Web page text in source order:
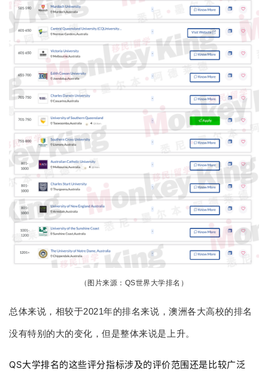
（图片来源：QS世界大学排名）
总体来说，相较于2021年的排名来说，澳洲各大高校的排名
没有特别的大的变化，但是整体来说是上升。
QS大学排名的这些评分指标涉及的评价范围还是比较广泛